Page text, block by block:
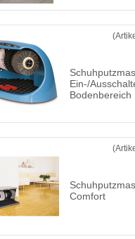
Ein-/
Bodenbereich
Comfort